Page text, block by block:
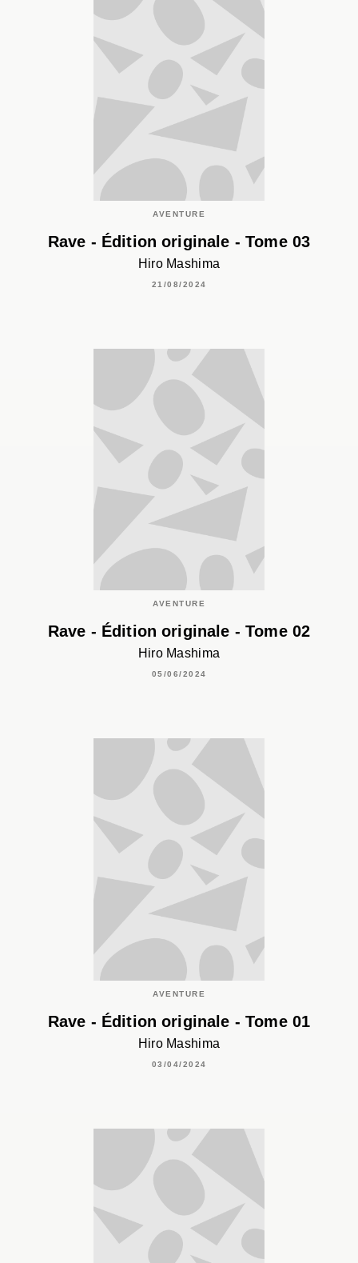
AVENTURE
Rave - Édition originale - Tome 03
Hiro Mashima
21/08/2024
AVENTURE
Rave - Édition originale - Tome 02
Hiro Mashima
05/06/2024
AVENTURE
Rave - Édition originale - Tome 01
Hiro Mashima
03/04/2024